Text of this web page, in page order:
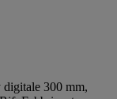
300 mm,